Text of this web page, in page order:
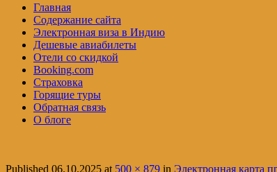
Главная
Содержание сайта
Электронная виза в Индию
Дешевые авиабилеты
Отели со скидкой
Booking.com
Страховка
Горящие туры
Обратная связь
О блоге
Published 06.10.2025 at 500 × 879 in Электронная карта